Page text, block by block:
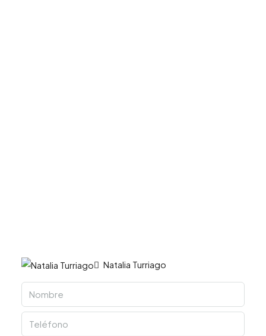
Natalia Turriago